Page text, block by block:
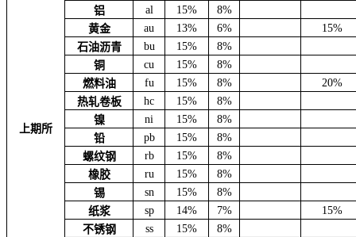
上期所
铝
al 15%
8%
黄金
au 13% 6%
15%
石油沥青
bu 15%
8%
铜
cu 15%
8%
燃料油
fu 15% 8%
20%
热轧卷板
hc 15%
8%
镍
ni 15%
8%
铅
pb 15%
8%
螺纹钢
rb 15%
8%
橡胶
ru 15%
8%
锡
sn 15%
8%
纸浆
sp 14% 7%
15%
不锈钢
ss 15%
8%